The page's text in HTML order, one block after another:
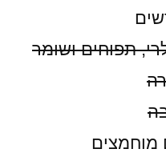
תפוחים ושומר
מוחמצים